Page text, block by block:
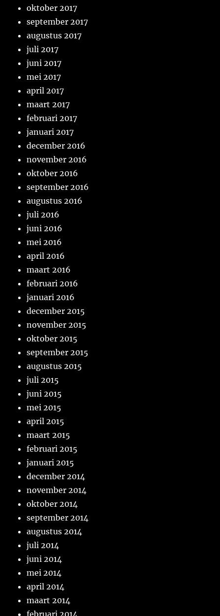
oktober 2017
september 2017
augustus 2017
juli 2017
juni 2017
mei 2017
april 2017
maart 2017
februari 2017
januari 2017
december 2016
november 2016
oktober 2016
september 2016
augustus 2016
juli 2016
juni 2016
mei 2016
april 2016
maart 2016
februari 2016
januari 2016
december 2015
november 2015
oktober 2015
september 2015
augustus 2015
juli 2015
juni 2015
mei 2015
april 2015
maart 2015
februari 2015
januari 2015
december 2014
november 2014
oktober 2014
september 2014
augustus 2014
juli 2014
juni 2014
mei 2014
april 2014
maart 2014